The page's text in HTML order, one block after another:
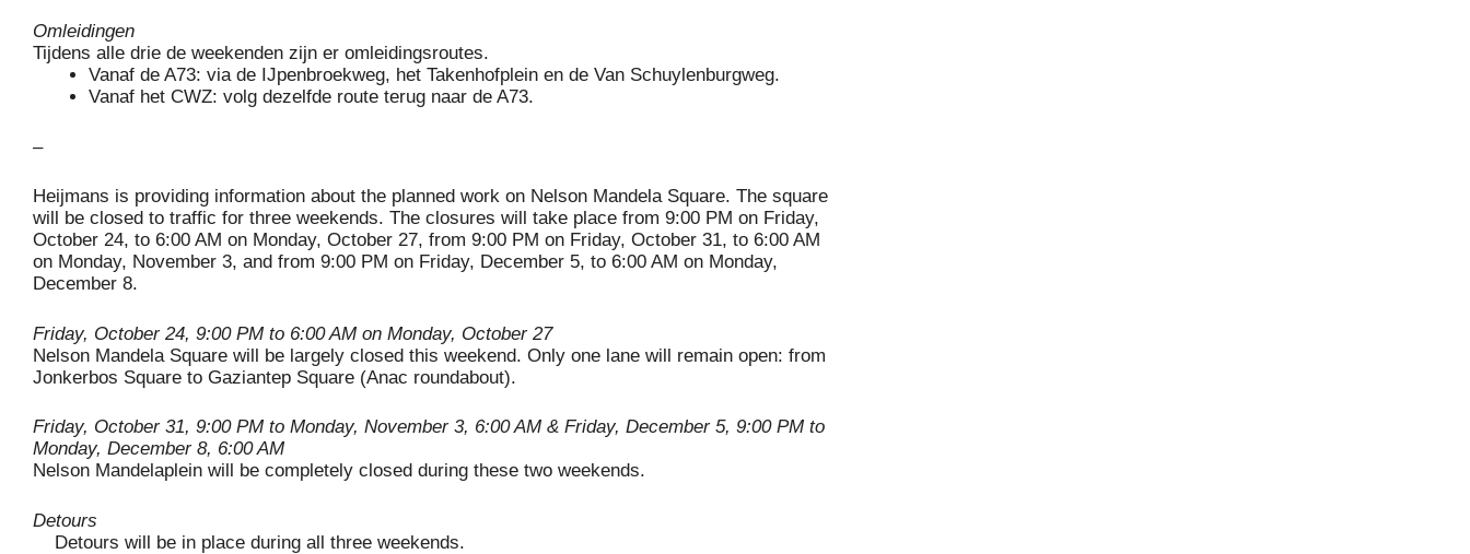
Omleidingen
Tijdens alle drie de weekenden zijn er omleidingsroutes.
Vanaf de A73: via de IJpenbroekweg, het Takenhofplein en de Van Schuylenburgweg.
Vanaf het CWZ: volg dezelfde route terug naar de A73.
–
Heijmans is providing information about the planned work on Nelson Mandela Square. The square
will be closed to traffic for three weekends. The closures will take place from 9:00 PM on Friday,
October 24, to 6:00 AM on Monday, October 27, from 9:00 PM on Friday, October 31, to 6:00 AM
on Monday, November 3, and from 9:00 PM on Friday, December 5, to 6:00 AM on Monday,
December 8.
Friday, October 24, 9:00 PM to 6:00 AM on Monday, October 27
Nelson Mandela Square will be largely closed this weekend. Only one lane will remain open: from
Jonkerbos Square to Gaziantep Square (Anac roundabout).
Friday, October 31, 9:00 PM to Monday, November 3, 6:00 AM & Friday, December 5, 9:00 PM to
Monday, December 8, 6:00 AM
Nelson Mandelaplein will be completely closed during these two weekends.
Detours
Detours will be in place during all three weekends.